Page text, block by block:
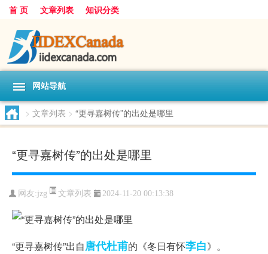
首 页 文章列表 知识分类
网站导航
> 文章列表 > “更寻嘉树传”的出处是哪里
“更寻嘉树传”的出处是哪里
网友:jzg 文章列表 2024-11-20 00:13:38
“更寻嘉树传”出自唐代杜甫的《冬日有怀李白》。